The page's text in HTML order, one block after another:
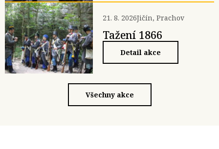
21. 8. 2026Jičín, Prachov
Tažení 1866
Detail akce
Všechny akce